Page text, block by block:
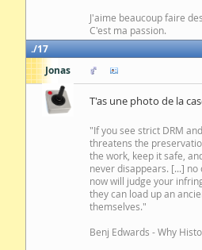
J'aime beaucoup faire
C'est ma passion.
17
Jonas
T'as une photo de la
"If you see strict DRM
threatens the
the work, keep it safe,
never disappears. [...]
now will judge your
they can load up an
themselves."
Benj Edwards - Why